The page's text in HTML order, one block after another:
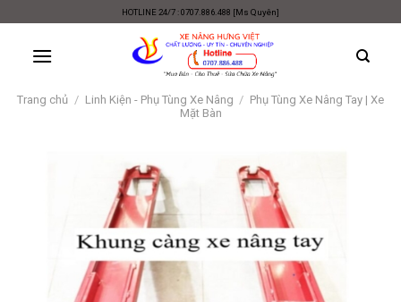
content
HOTLINE 24/7 : 0707.886.488 [Ms Quyên]
Trang chủ / Linh Kiện - Phụ Tùng Xe Nâng / Phụ Tùng Xe Nâng Tay | Xe
Mặt Bàn